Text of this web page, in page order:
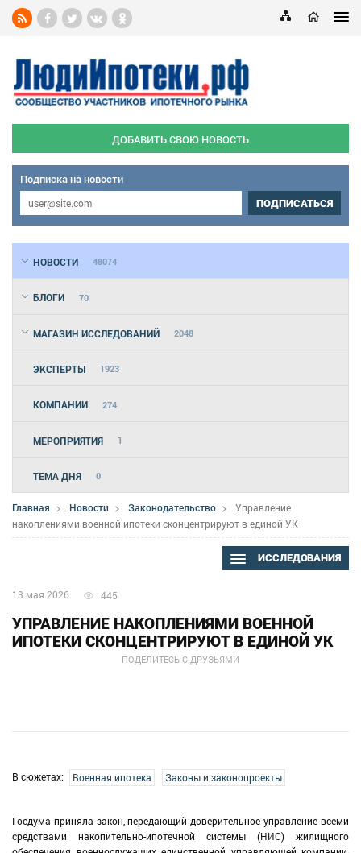
ДОБАВИТЬ СВОЮ НОВОСТЬ
Подписка на новости
ПОДПИСАТЬСЯ
НОВОСТИ 48074
БЛОГИ 70
МАГАЗИН ИССЛЕДОВАНИЙ 2048
ЭКСПЕРТЫ 1923
КОМПАНИИ 274
МЕРОПРИЯТИЯ 1
ТЕМА ДНЯ 0
Главная Новости Законодательство
Управление
накоплениями военной ипотеки сконцентрируют в единой УК
ИССЛЕДОВАНИЯ
13 мая 2026 445
ПОДЕЛИТЕСЬ С ДРУЗЬЯМИ
УПРАВЛЕНИЕ НАКОПЛЕНИЯМИ ВОЕННОЙ
ИПОТЕКИ СКОНЦЕНТРИРУЮТ В ЕДИНОЙ УК
В сюжетах: Военная ипотека Законы и законопроекты
Госдума приняла закон, передающий доверительное управление всеми
средствами накопительно-ипотечной системы (НИС) жилищного